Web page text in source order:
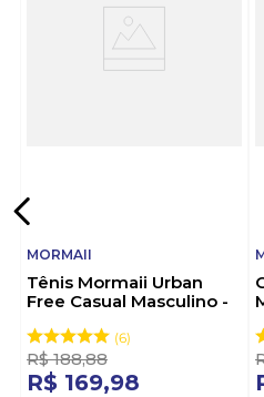
produtos com qualidade,
Escolher Mormaii é viver o
Vista-se de originalidade,
MORMAII
Tênis Mormaii Urban
Free Casual Masculino -
6
R$ 188,88
R$ 169,98